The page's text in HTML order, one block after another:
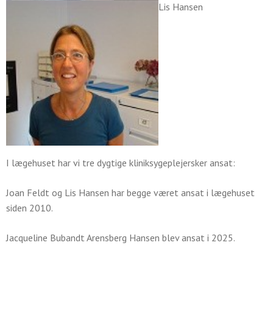
Lis Hansen
I lægehuset har vi tre dygtige kliniksygeplejersker ansat:
Joan Feldt og Lis Hansen har begge været ansat i lægehuset
siden 2010.
Jacqueline Bubandt Arensberg Hansen blev ansat i 2025.